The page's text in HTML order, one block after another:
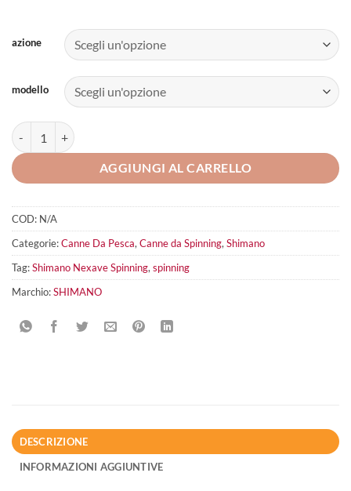
azione
modello
Shimano Nexave Spinning quantità
AGGIUNGI AL CARRELLO
COD: N/A
Categorie:Canne Da Pesca, Canne da Spinning, Shimano
Tag:Shimano Nexave Spinning, spinning
Marchio:SHIMANO
DESCRIZIONE
INFORMAZIONI AGGIUNTIVE